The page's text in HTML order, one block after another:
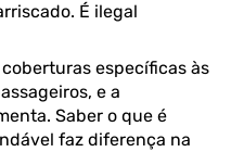
É ilegal
específicas às
e a
Saber o que é
faz diferença na